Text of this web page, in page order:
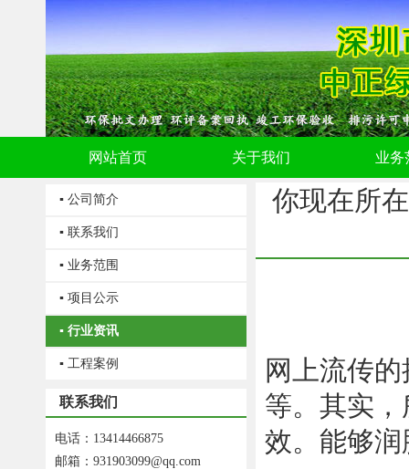
网站首页 关于我们 业务
▪ 公司简介
▪ 联系我们
▪ 业务范围
▪ 项目公示
▪ 行业资讯
▪ 工程案例
联系我们
电话：13414466875
邮箱：931903099@qq.com
你现在所
网上流传
等。其实
效。能够